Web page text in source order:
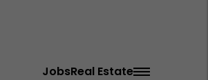
JobsReal Estate